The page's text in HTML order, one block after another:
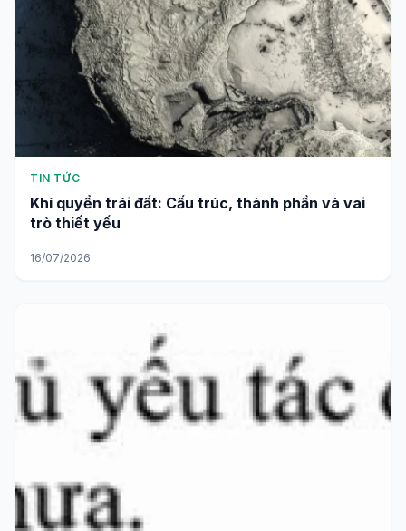
TIN TỨC
Khí quyển trái đất: Cấu trúc, thành phần và vai
trò thiết yếu
16/07/2026